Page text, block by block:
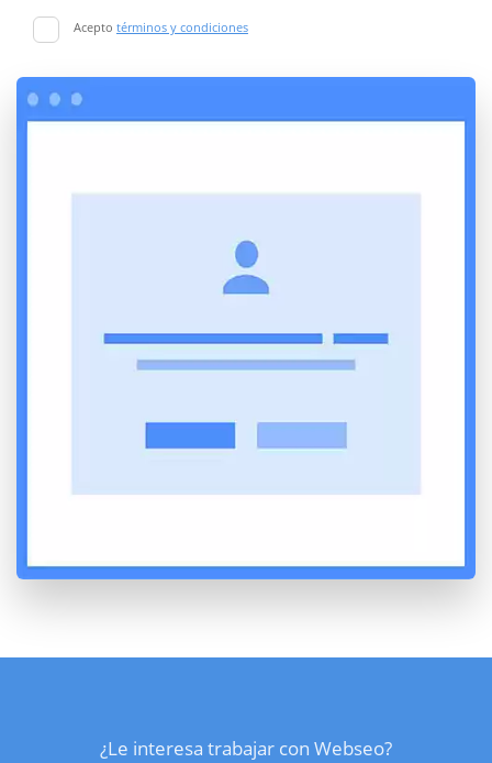
Acepto términos y condiciones
¿Le interesa trabajar con Webseo?